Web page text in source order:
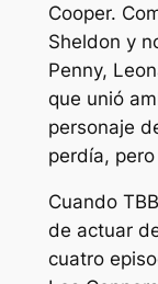
Cooper.
Sheldon y
Penny,
que unió
personaje
perdía,
Cuando
de actuar
cuatro